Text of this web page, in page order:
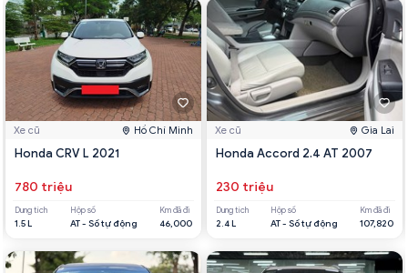
Xe cũ Hồ Chí Minh
Honda CRV L 2021
780 triệu
Dung tích
1.5 L
Hộp số
AT - Số tự động
Km đã đi
46,000
Xe cũ Gia Lai
Honda Accord 2.4 AT 2007
230 triệu
Dung tích
2.4 L
Hộp số
AT - Số tự động
Km đã đi
107,820